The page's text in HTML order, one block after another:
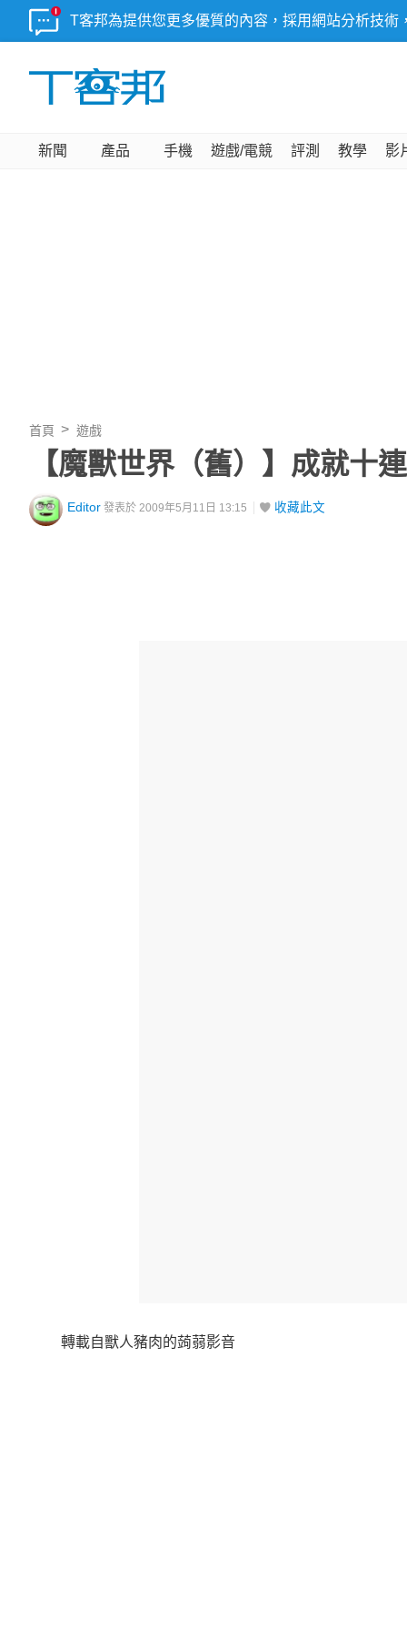
T客邦為提供您更多優質的內容，採用網站分析技
新聞 產品 手機 遊戲/電競 評測 教學 影
首頁 遊戲
【魔獸世界（舊）】成就十
Editor 發表於 2009年5月11日 13:15 收藏此文
轉載自獸人豬肉的蒟蒻影音